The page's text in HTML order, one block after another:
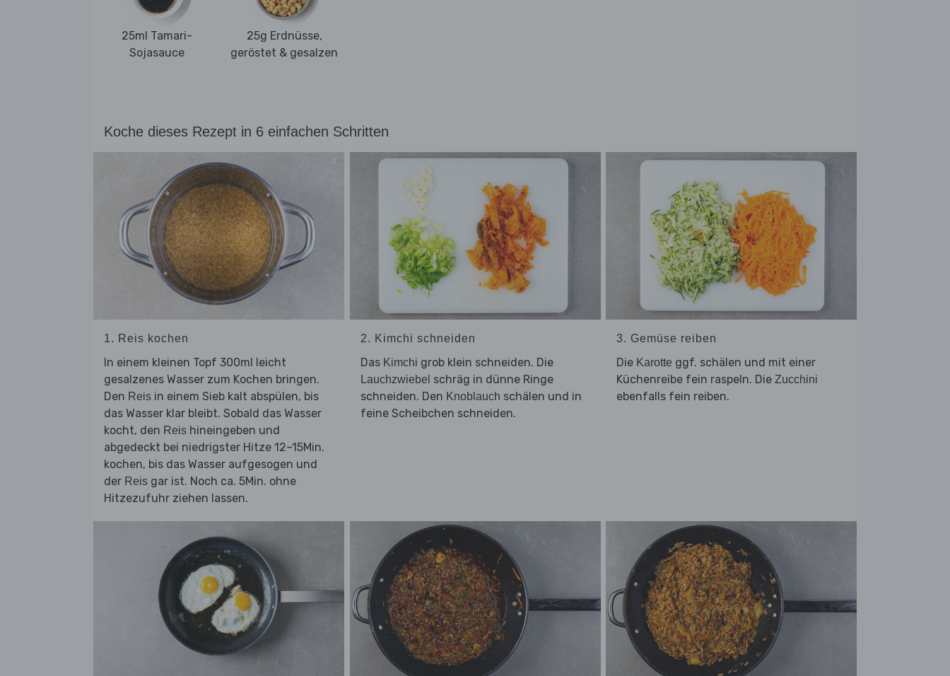
25ml Tamari-
Sojasauce
25g Erdnüsse,
geröstet & gesalzen
Koche dieses Rezept in 6 einfachen Schritten
1. Reis kochen
In einem kleinen Topf 300ml leicht
gesalzenes Wasser zum Kochen bringen.
Den Reis in einem Sieb kalt abspülen, bis
das Wasser klar bleibt. Sobald das Wasser
kocht, den Reis hineingeben und
abgedeckt bei niedrigster Hitze 12–15Min.
kochen, bis das Wasser aufgesogen und
der Reis gar ist. Noch ca. 5Min. ohne
Hitzezufuhr ziehen lassen.
2. Kimchi schneiden
Das Kimchi grob klein schneiden. Die
Lauchzwiebel schräg in dünne Ringe
schneiden. Den Knoblauch schälen und in
feine Scheibchen schneiden.
3. Gemüse reiben
Die Karotte ggf. schälen und mit einer
Küchenreibe fein raspeln. Die Zucchini
ebenfalls fein reiben.